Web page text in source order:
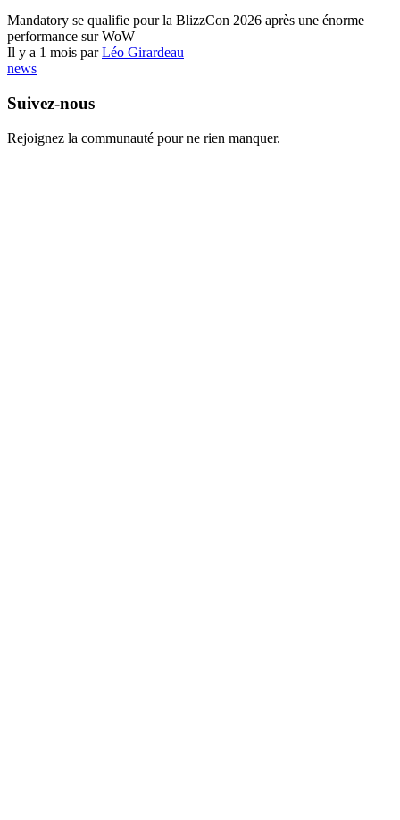
Mandatory se qualifie pour la BlizzCon 2026 après une énorme
performance sur WoW
Il y a 1 mois parLéo Girardeau
news
Suivez-nous
Rejoignez la communauté pour ne rien manquer.